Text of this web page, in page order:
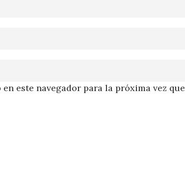
este navegador para la próxima vez que